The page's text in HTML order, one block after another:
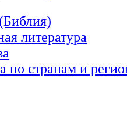
литература
по странам и